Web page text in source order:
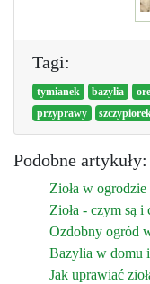
Tagi:
tymianek bazylia
przyprawy
Podobne artykuły:
Zioła w
Zioła - czym są i
Ozdobny ogród
Bazylia w domu
Jak uprawiać